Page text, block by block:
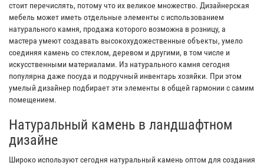
стоит перечислять, потому что их великое множество. Дизайнерская
мебель может иметь отдельные элементы с использованием
натурального камня, продажа которого возможна в розницу, а
мастера умеют создавать высокохудожественные объекты, умело
соединяя камень со стеклом, деревом и другими, в том числе и
искусственными материалами. Из натурального камня сегодня
популярна даже посуда и подручный инвентарь хозяйки. При этом
умелый дизайнер подбирает эти элементы в общей гармонии с самим
помещением.
Натуральный камень в ландшафтном
дизайне
Широко используют сегодня натуральный камень оптом для создания